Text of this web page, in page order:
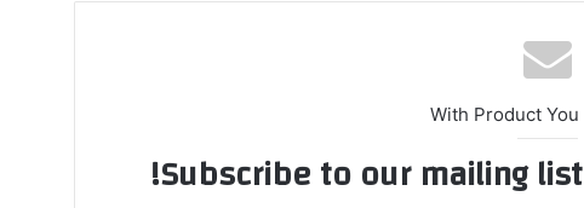
With Product
Subscribe to our mailing